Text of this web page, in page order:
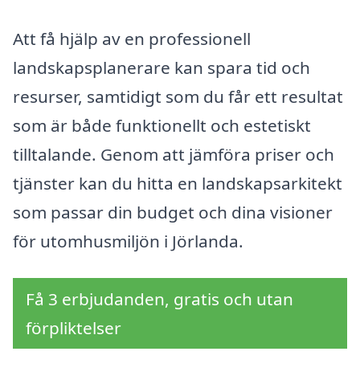
Att få hjälp av en professionell
landskapsplanerare kan spara tid och
resurser, samtidigt som du får ett resultat
som är både funktionellt och estetiskt
tilltalande. Genom att jämföra priser och
tjänster kan du hitta en landskapsarkitekt
som passar din budget och dina visioner
för utomhusmiljön i Jörlanda.
Få 3 erbjudanden, gratis och utan
förpliktelser